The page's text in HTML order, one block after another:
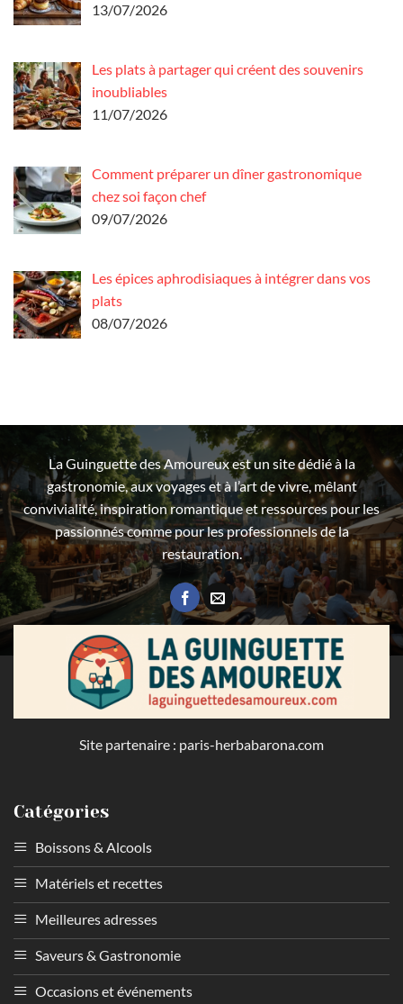
13/07/2026
Les plats à partager qui créent des souvenirs
inoubliables
11/07/2026
Comment préparer un dîner gastronomique
chez soi façon chef
09/07/2026
Les épices aphrodisiaques à intégrer dans vos
plats
08/07/2026
La Guinguette des Amoureux est un site dédié à la
gastronomie, aux voyages et à l’art de vivre, mêlant
convivialité, inspiration romantique et ressources pour les
passionnés comme pour les professionnels de la
restauration.
Site partenaire : paris-herbabarona.com
Catégories
Boissons & Alcools
Matériels et recettes
Meilleures adresses
Saveurs & Gastronomie
Occasions et événements